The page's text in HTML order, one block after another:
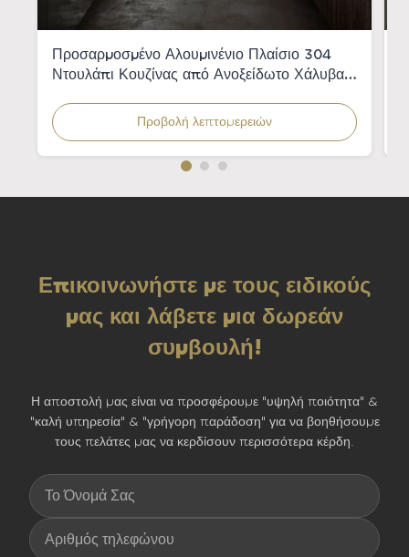
Προσαρμοσμένο Αλουμινένιο Πλαίσιο 304
Ντουλάπι Κουζίνας από Ανοξείδωτο Χάλυβα
Προβολή λεπτομερειών
Επικοινωνήστε με τους ειδικούς
μας και λάβετε μια δωρεάν
συμβουλή!
Η αποστολή μας είναι να προσφέρουμε "υψηλή ποιότητα" &
"καλή υπηρεσία" & "γρήγορη παράδοση" για να βοηθήσουμε
τους πελάτες μας να κερδίσουν περισσότερα κέρδη.